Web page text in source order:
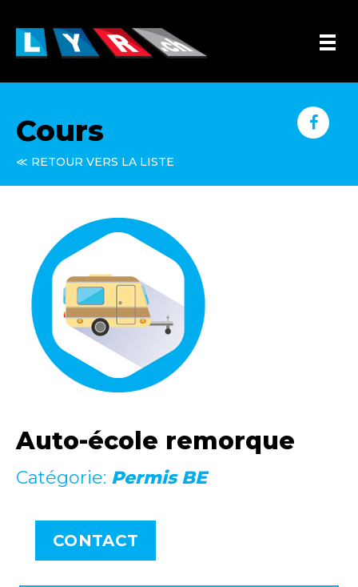
Cours
≪ RETOUR VERS LA LISTE
Auto-école remorque
Catégorie: Permis BE
CONTACT